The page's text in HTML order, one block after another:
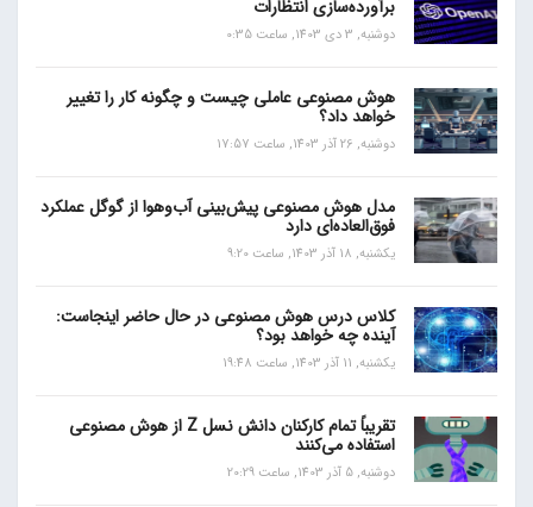
برآورده‌سازی انتظارات
دوشنبه, 3 دی 1403, ساعت 0:35
هوش مصنوعی عاملی چیست و چگونه کار را تغییر
خواهد داد؟
دوشنبه, 26 آذر 1403, ساعت 17:57
مدل هوش مصنوعی پیش‌بینی آب‌و‌هوا از گوگل عملکرد
فوق‌العاده‌ای دارد
یکشنبه, 18 آذر 1403, ساعت 9:20
کلاس درس هوش مصنوعی در حال حاضر اینجاست:
آینده چه خواهد بود؟
یکشنبه, 11 آذر 1403, ساعت 19:48
تقریباً تمام کارکنان دانش نسل Z از هوش مصنوعی
استفاده می‌کنند
دوشنبه, 5 آذر 1403, ساعت 20:29